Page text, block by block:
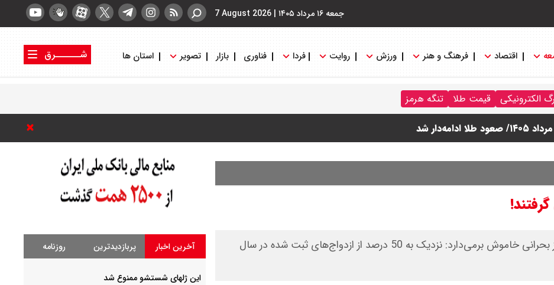
جمعه ۱۶ مرداد ۱۴۰۵ |
7 August 2026
اقتصاد فرهنگ و هنر ورزش روایت فردا فناوری بازار تصویر استان ها
شــــــرق
الکترونیکی قیمت طلا تنگه هرمز
آمارهای تکان‌دهنده از دادگستری تربت‌حیدریه پرده از بحرانی خاموش برمی‌دارد: نزدیک به 50 درصد از ازدواج‌های ثبت شده در سال
آخرین اخبار پربازدیدترین روزنامه
این ژلهای شستشو ممنوع شد